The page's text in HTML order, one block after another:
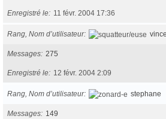
Enregistré le 11 févr. 2004 17:36
Rang, Nom d’utilisateur
Messages 275
Enregistré le 12 févr. 2004 2:09
Rang, Nom d’utilisateur stephane
Messages 149